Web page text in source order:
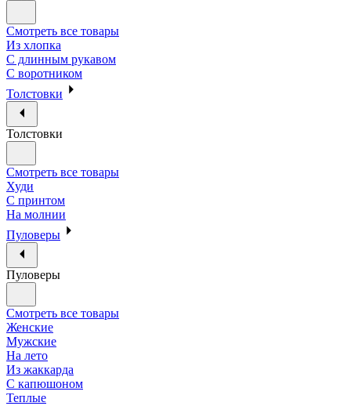
Смотреть все товары
Из хлопка
С длинным рукавом
С воротником
Толстовки
Толстовки
Смотреть все товары
Худи
С принтом
На молнии
Пуловеры
Пуловеры
Смотреть все товары
Женские
Мужские
На лето
Из жаккарда
С капюшоном
Теплые